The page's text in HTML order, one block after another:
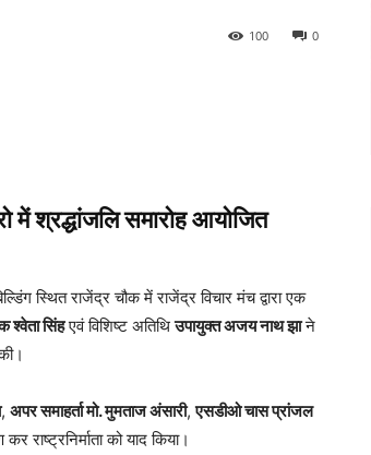
0
100
में श्रद्धांजलि समारोह आयोजित
स्थित राजेंद्र चौक में राजेंद्र विचार मंच द्वारा एक
श्वेता सिंहएवं विशिष्ट अतिथिउपायुक्त अजय नाथ झाने
, अपर समाहर्ता मो. मुमताज अंसारी,एसडीओ चास प्रांजल
राष्ट्रनिर्माता को याद किया।